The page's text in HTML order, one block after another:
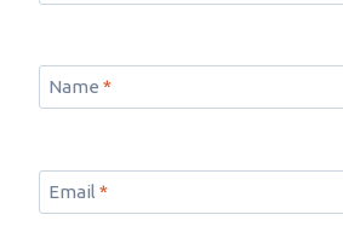
Name *
Email *